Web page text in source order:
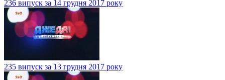
236 випуск за 14 грудня 2017 року
235 випуск за 13 грудня 2017 року